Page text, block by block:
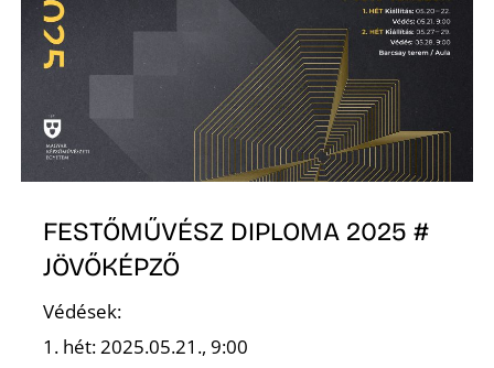
FESTŐMŰVÉSZ DIPLOMA 2025 #
JÖVŐKÉPZŐ
Védések:
1. hét: 2025.05.21., 9:00